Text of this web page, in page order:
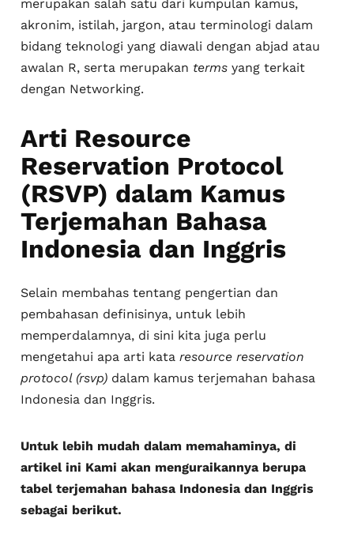
merupakan salah satu dari kumpulan kamus,
akronim, istilah, jargon, atau terminologi dalam
bidang teknologi yang diawali dengan abjad atau
awalan R, serta merupakan terms yang terkait
dengan Networking.
Arti Resource
Reservation Protocol
(RSVP) dalam Kamus
Terjemahan Bahasa
Indonesia dan Inggris
Selain membahas tentang pengertian dan
pembahasan definisinya, untuk lebih
memperdalamnya, di sini kita juga perlu
mengetahui apa arti kataresource reservation
protocol (rsvp) dalam kamus terjemahan bahasa
Indonesia dan Inggris.
Untuk lebih mudah dalam memahaminya, di
artikel ini Kami akan menguraikannya berupa
tabel terjemahan bahasa Indonesia dan Inggris
sebagai berikut.